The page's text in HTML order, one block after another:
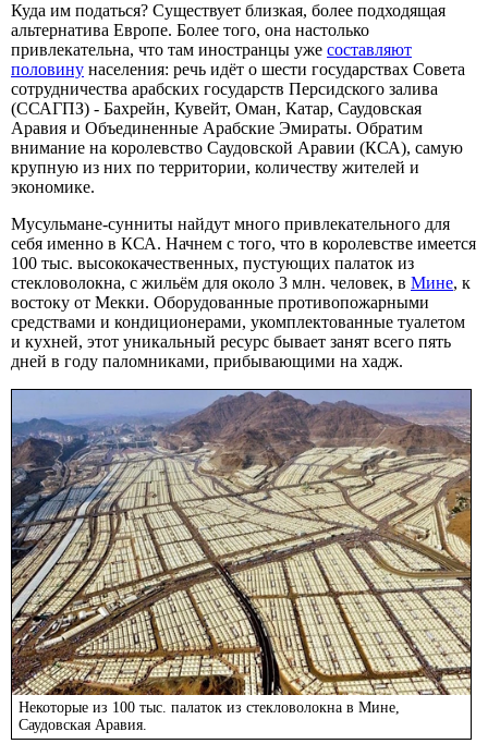
Куда им податься? Существует близкая, более подходящая
альтернатива Европе. Более того, она настолько
привлекательна, что там иностранцы уже составляют
половину населения: речь идёт о шести государствах Совета
сотрудничества арабских государств Персидского залива
(ССАГПЗ) - Бахрейн, Кувейт, Оман, Катар, Саудовская
Аравия и Объединенные Арабские Эмираты. Обратим
внимание на королевство Саудовской Аравии (КСА), самую
крупную из них по территории, количеству жителей и
экономике.
Мусульмане-сунниты найдут много привлекательного для
себя именно в КСА. Начнем с того, что в королевстве имеется
100 тыс. высококачественных, пустующих палаток из
стекловолокна, с жильём для около 3 млн. человек, в Мине, к
востоку от Мекки. Оборудованные противопожарными
средствами и кондиционерами, укомплектованные туалетом
и кухней, этот уникальный ресурс бывает занят всего пять
дней в году паломниками, прибывающими на хадж.
Некоторые из 100 тыс. палаток из стекловолокна в Мине,
Саудовская Аравия.